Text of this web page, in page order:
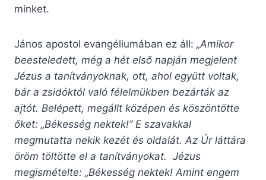
minket.
János apostol evangéliumában ez áll: „Amikor
beesteledett, még a hét első napján megjelent
Jézus a tanítványoknak, ott, ahol együtt voltak,
bár a zsidóktól való félelmükben bezárták az
ajtót. Belépett, megállt középen és köszöntötte
őket: „Békesség nektek!” E szavakkal
megmutatta nekik kezét és oldalát. Az Úr láttára
öröm töltötte el a tanítványokat. Jézus
megismételte: „Békesség nektek! Amint engem